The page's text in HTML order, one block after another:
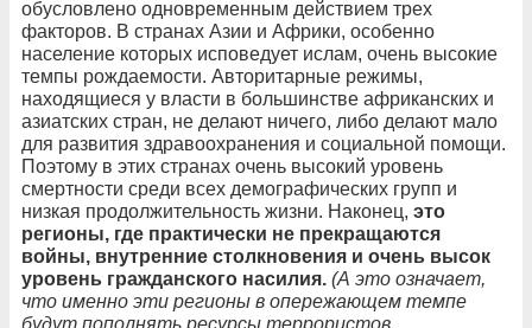
обусловлено одновременным действием трех
факторов. В странах Азии и Африки, особенно
население которых исповедует ислам, очень высокие
темпы рождаемости. Авторитарные режимы,
находящиеся у власти в большинстве африканских и
азиатских стран, не делают ничего, либо делают мало
для развития здравоохранения и социальной помощи.
Поэтому в этих странах очень высокий уровень
смертности среди всех демографических групп и
низкая продолжительность жизни. Наконец, это
регионы, где практически не прекращаются
войны, внутренние столкновения и очень высок
уровень гражданского насилия. (А это означает,
что именно эти регионы в опережающем темпе
будут пополнять ресурсы террористов,